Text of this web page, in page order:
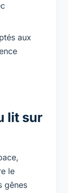
aux
lit sur
le
gênes